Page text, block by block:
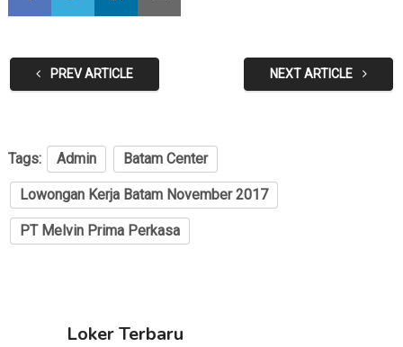
PREV ARTICLE NEXT ARTICLE
Tags: Admin Batam Center
Lowongan Kerja Batam November 2017
PT Melvin Prima Perkasa
Loker Terbaru